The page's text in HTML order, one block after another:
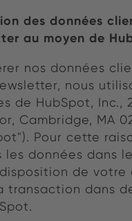
des données
au moyen de
nos données
nous
de HubSpot, Inc.,
Cambridge, MA
Pour cette
les données dans
de votre
transaction dans